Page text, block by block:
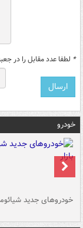
* لطفا عدد مقابل را در
خودرو
خودروهای جدید